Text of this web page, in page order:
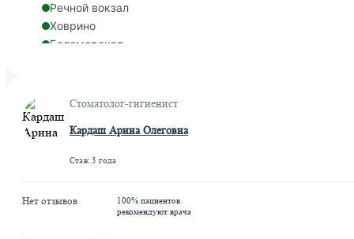
Речной вокзал
Ховрино
Беломорская
Стоматолог-гигиенист
Кардаш Арина Олеговна
Стаж 3 года
Нет отзывов
100% пациентов
рекомендуют врача